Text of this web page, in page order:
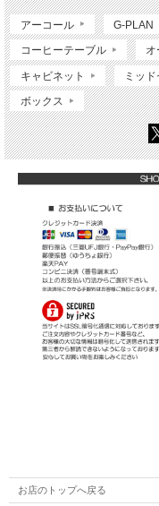
アーコール G-PLAN
コーヒーテーブル オ
キャビネット ミッ
ボックス
お店のトップへ戻る